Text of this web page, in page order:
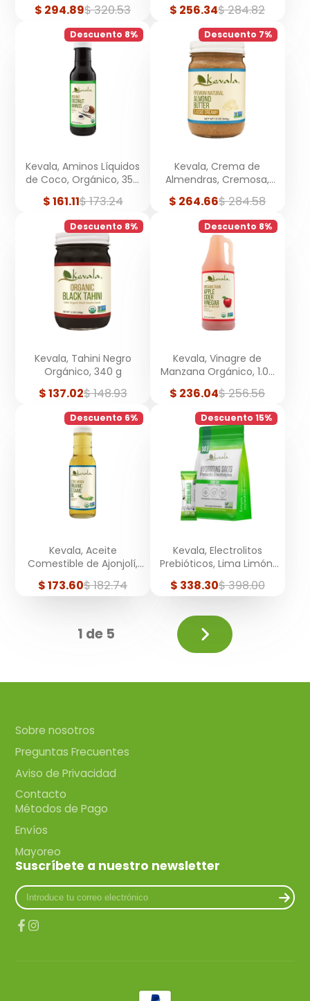
Precio
venta
$ 294.89Precio
regular
$ 320.53 Precio
venta
$ 256.34Precio
regular
$ 284.82
Descuento 8%
Kevala, Aminos Líquidos
de Coco, Orgánico, 354
ml
Precio
venta
$ 161.11Precio
regular
$ 173.24
Descuento 7%
Kevala, Crema de
Almendras, Cremosa,
340 g
Precio
venta
$ 264.66Precio
regular
$ 284.58
Descuento 8%
Kevala, Tahini Negro
Orgánico, 340 g
Precio
venta
$ 137.02Precio
regular
$ 148.93
Descuento 8%
Kevala, Vinagre de
Manzana Orgánico, 1.03
Litros
Precio
venta
$ 236.04Precio
regular
$ 256.56
Descuento 6%
Kevala, Aceite
Comestible de Ajonjolí,
236 ml
Precio
de
$ 173.60Precio
regular
$ 182.74
Descuento 15%
Kevala, Electrolitos
Prebióticos, Lima Limón,
Precio
de
$ 338.30Precio
regular
$ 398.00
1 de 5 Siguiente
página
Sobre nosotros
Preguntas Frecuentes
Aviso de Privacidad
Contacto
Métodos de Pago
Envíos
Mayoreo
Suscríbete a nuestro newsletter
Introduce
tu
correo
electrónico